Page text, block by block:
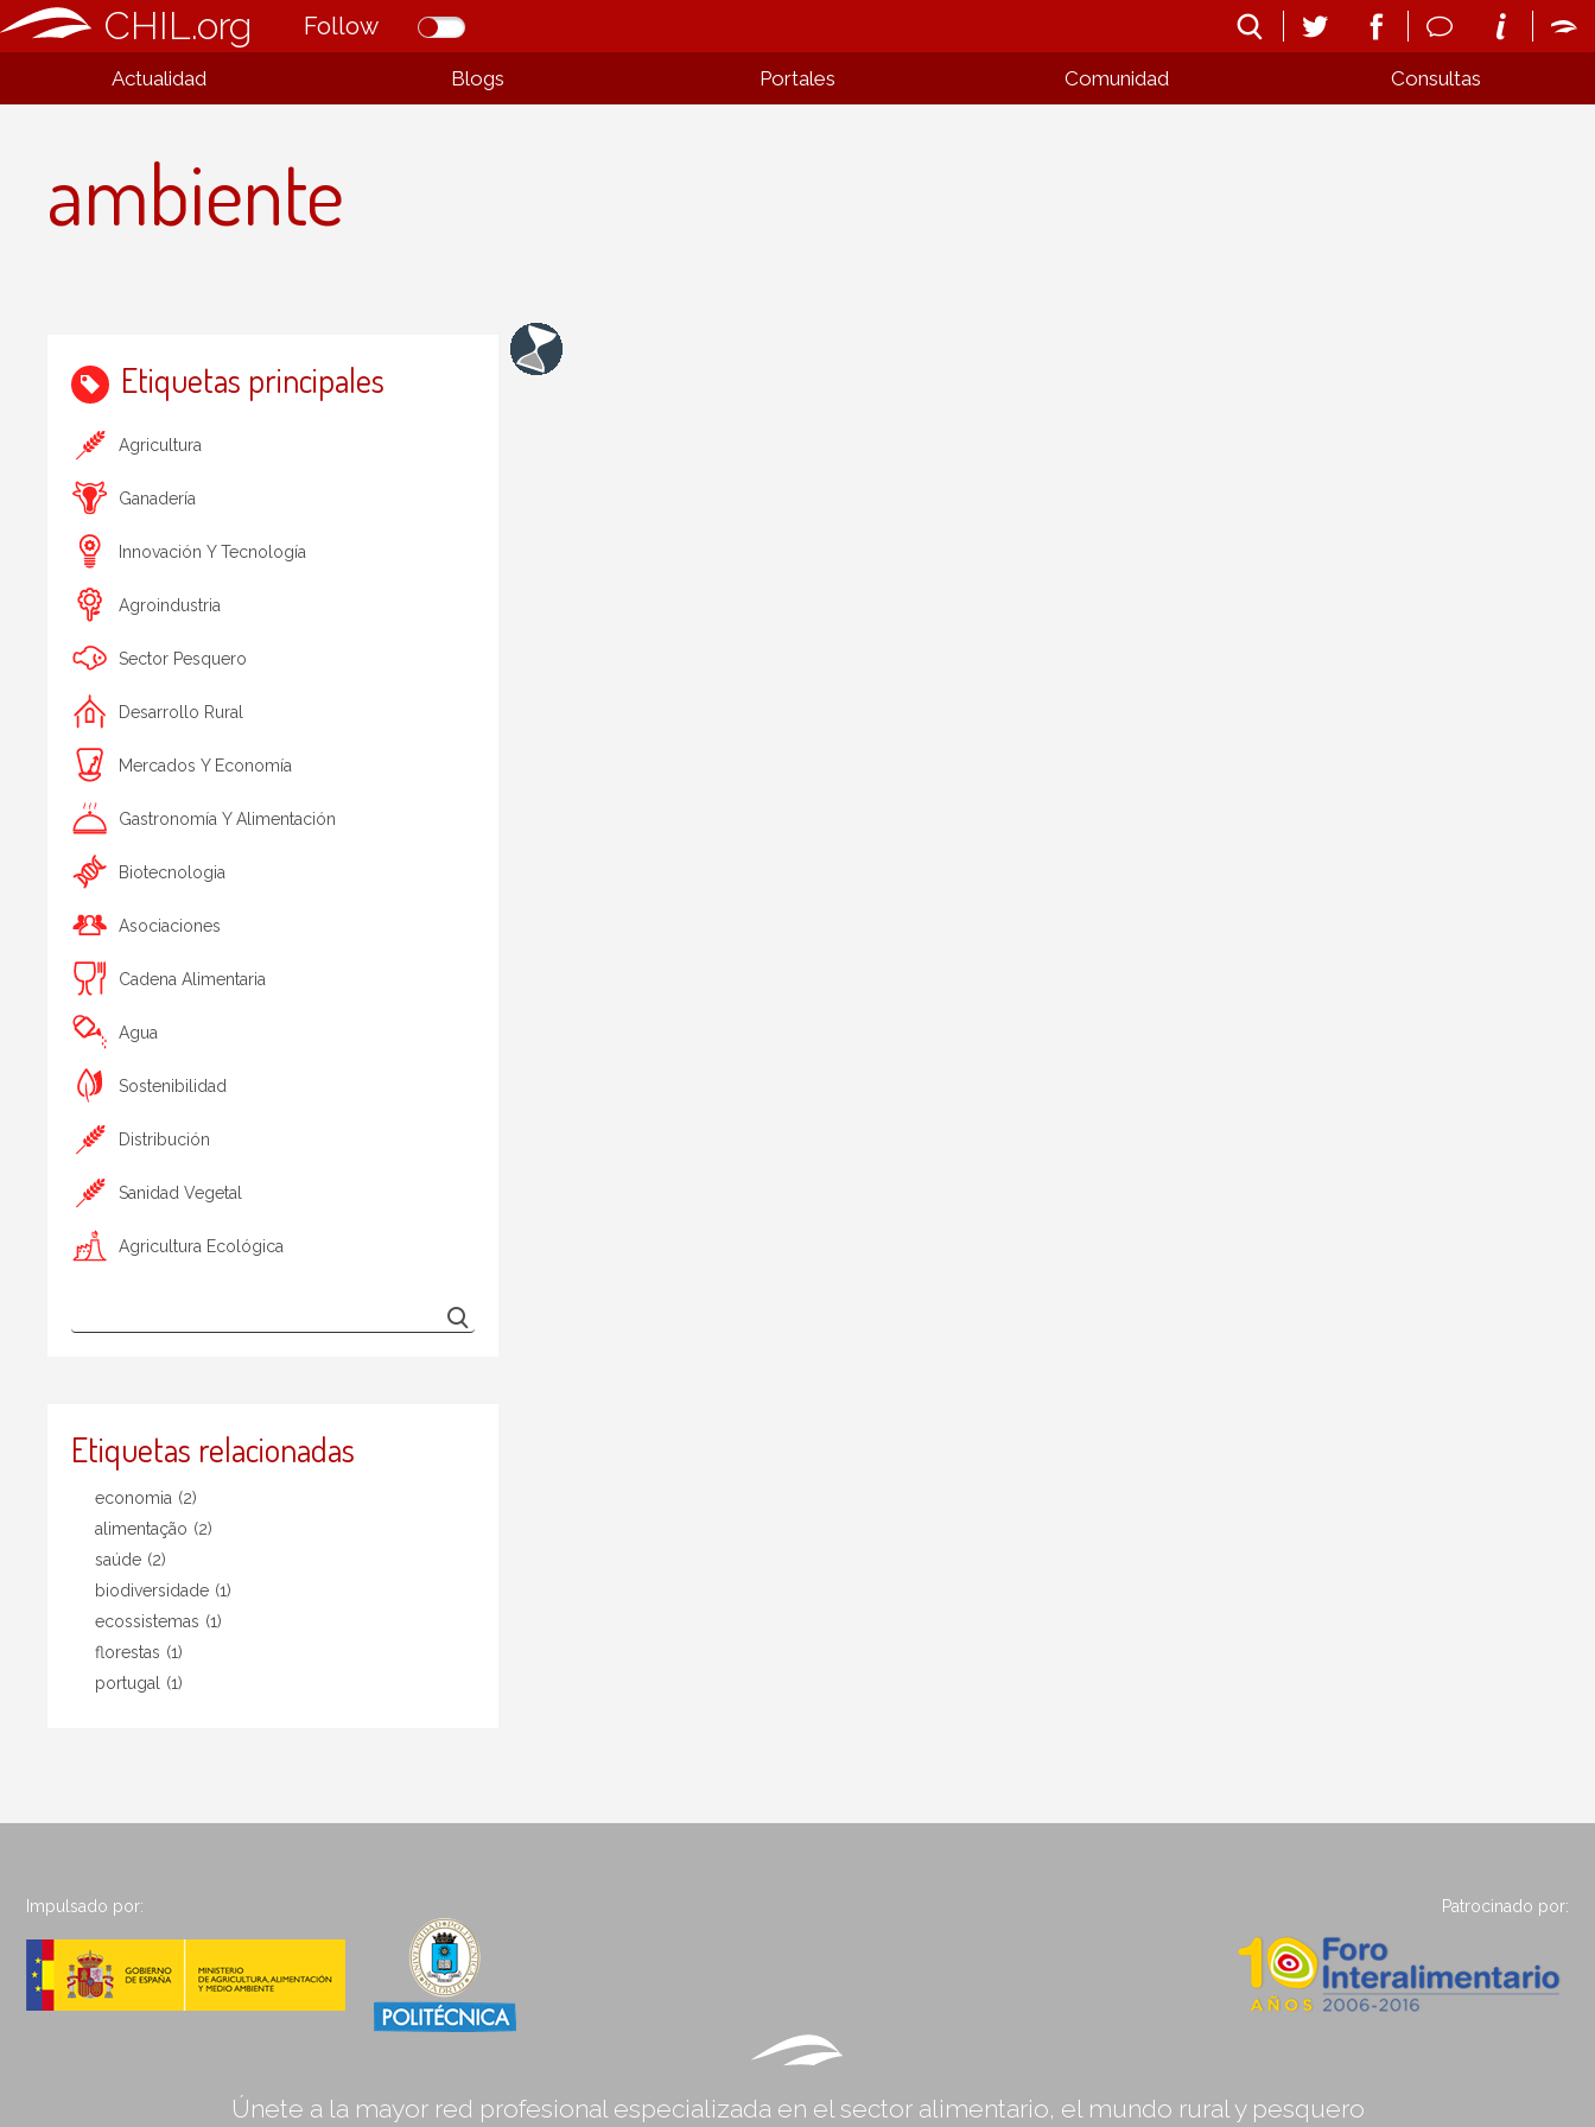
CHIL.org Follow
Actualidad Blogs Portales Comunidad Consultas
ambiente
Etiquetas principales
Agricultura
Ganadería
Innovación Y Tecnología
Agroindustria
Sector Pesquero
Desarrollo Rural
Mercados Y Economía
Gastronomía Y Alimentación
Biotecnologia
Asociaciones
Cadena Alimentaria
Agua
Sostenibilidad
Distribución
Sanidad Vegetal
Agricultura Ecológica
Etiquetas relacionadas
economia (2)
alimentação (2)
saúde (2)
biodiversidade (1)
ecossistemas (1)
florestas (1)
portugal
(1)
Impulsado por: Patrocinado por:
Únete a la mayor red profesional especializada en el sector alimentario, el mundo rural y pesquero